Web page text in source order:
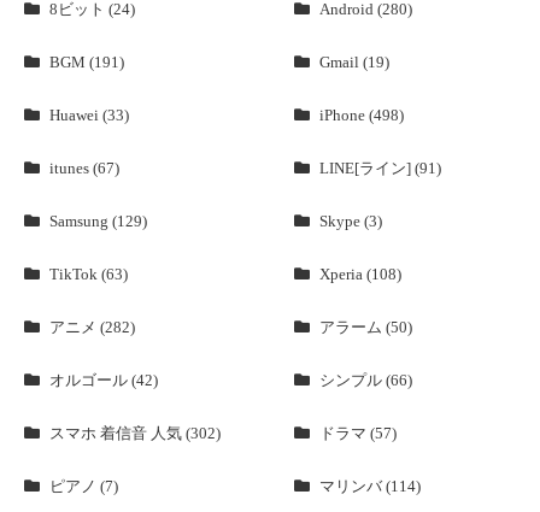
8ビット (24) Android (280)
BGM (191) Gmail (19)
Huawei (33) iPhone (498)
itunes (67) LINE[ライン] (91)
Samsung (129) Skype (3)
TikTok (63) Xperia (108)
アニメ (282) アラーム (50)
オルゴール (42) シンプル (66)
スマホ 着信音 人気 (302) ドラマ (57)
ピアノ (7) マリンバ (114)